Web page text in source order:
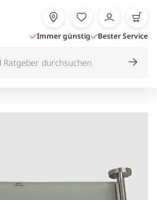
Immer günstig Bester Service